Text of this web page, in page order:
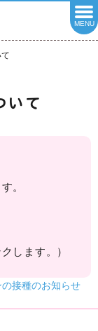
MENU
いて
。
します。）
接種のお知らせ